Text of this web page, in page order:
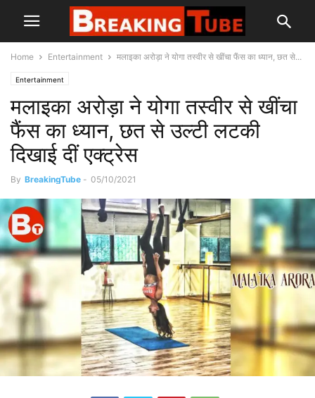
Home Entertainment मलाइका अरोड़ा ने योगा तस्वीर से खींचा फैंस का ध्यान, छत से...
Entertainment
मलाइका अरोड़ा ने योगा तस्वीर से खींचा
फैंस का ध्यान, छत से उल्टी लटकी
दिखाई दीं एक्ट्रेस
By BreakingTube - 05/10/2021